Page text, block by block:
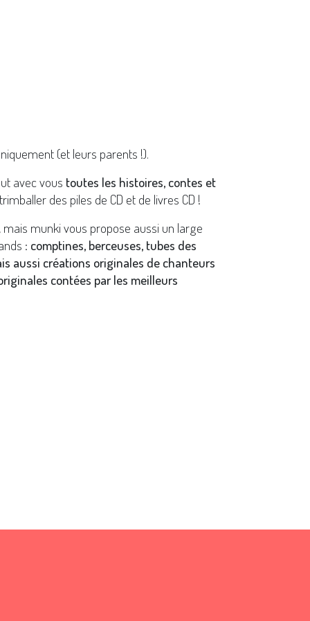
(et leurs parents !).
avec vous toutes les histoires, contes et
des piles de CD et de livres CD !
munki vous propose aussi un large
: comptines, berceuses, tubes des
aussi créations originales de chanteurs
contées par les meilleurs